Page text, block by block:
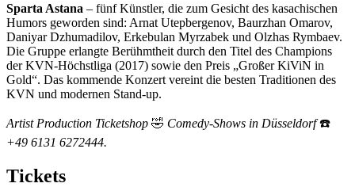
Sparta Astana – fünf Künstler, die zum Gesicht des kasachischen
Humors geworden sind: Arnat Utepbergenov, Baurzhan Omarov,
Daniyar Dzhumadilov, Erkebulan Myrzabek und Olzhas Rymbaev.
Die Gruppe erlangte Berühmtheit durch den Titel des Champions
der KVN‑Höchstliga (2017) sowie den Preis „Großer KiViN in
Gold“. Das kommende Konzert vereint die besten Traditionen des
KVN und modernen Stand‑up.
Artist Production Ticketshop 🤣 Comedy‑Shows in Düsseldorf☎️
+49 6131 6272444.
Tickets